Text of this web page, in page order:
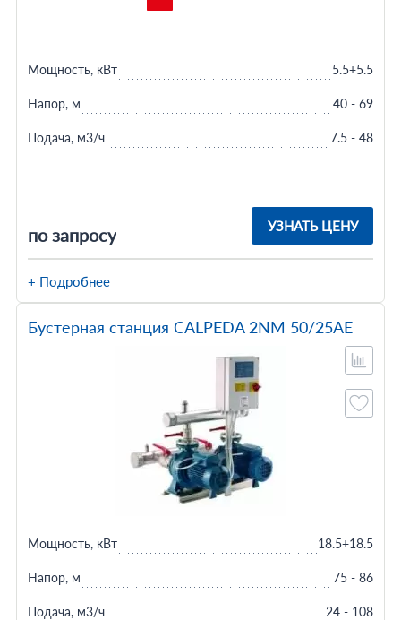
по запросу УЗНАТЬ ЦЕНУ
Мощность, кВт 5.5+5.5
Напор, м 40 - 69
Подача, м3/ч 7.5 - 48
+ Подробнее
Бустерная станция CALPEDA 2NM 50/25AE
Мощность, кВт 18.5+18.5
Напор, м 75 - 86
Подача, м3/ч 24 - 108